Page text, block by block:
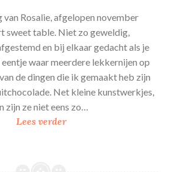
van Rosalie, afgelopen november
sweet table. Niet zo geweldig,
en bij elkaar gedacht als je
waar meerdere lekkernijen op
de dingen die ik gemaakt heb zijn
Net kleine kunstwerkjes,
zijn ze niet eens zo…
Lees verderRozen